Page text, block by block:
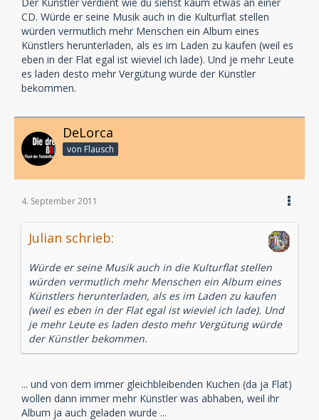
CD. Würde er seine Musik auch in die Kulturflat stellen
würden vermutlich mehr Menschen ein Album eines
Künstlers herunterladen, als es im Laden zu kaufen (weil es
eben in der Flat egal ist wieviel ich lade). Und je mehr Leute
es laden desto mehr Vergütung würde der Künstler
bekommen.
DeLorca
von Flausch
4. September 2011
Julian schrieb:
Würde er seine Musik auch in die Kulturflat stellen
würden vermutlich mehr Menschen ein Album eines
Künstlers herunterladen, als es im Laden zu kaufen
(weil es eben in der Flat egal ist wieviel ich lade). Und
je mehr Leute es laden desto mehr Vergütung würde
der Künstler bekommen.
... und von dem immer gleichbleibenden Kuchen (da ja Flat)
wollen dann immer mehr Künstler was abhaben, weil ihr
Album ja auch geladen wurde ...